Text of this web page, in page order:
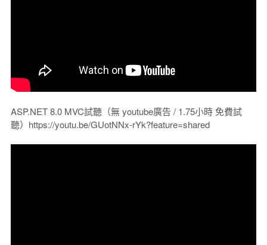
ASP.NET 8.0 MVC試聽（無 youtube廣告 / 1.75小時 免費試
聽）https://youtu.be/GUotNNx-rYk?feature=shared